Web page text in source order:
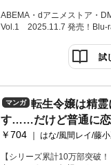
巻
ABEMA・dアニメストア・
ーズ累計70万部突破！ （電
弟の領地経営ファンタジー
W収録！原作小説14巻同日
聞きつけて冒険者ギルドに
には、Effet 【エフェ】・
性物の下着がないと主張す
女性冒険者を軽んじていると
はある条件と引き換えに女
試
マンガ
転生令嬢は精
す……だけど普通に恋
第2巻